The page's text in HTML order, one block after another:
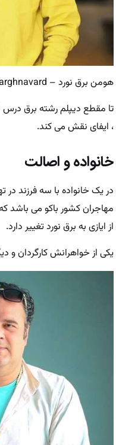
هومن برق نورد – Hooman Barghnavard
تا مقطع دیپلم رشته برق درس
، ایفای نقش می کند.
خانواده و اصالت
در یک خانواده با سه فرزند
مهاجران کشور باکو می باشد
از ایازی به برق نورد تغییر دارد.
یکی از خواهرانش کارگردان و